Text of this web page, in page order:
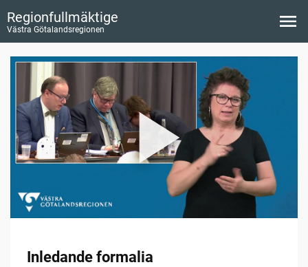
Regionfullmäktige
Västra Götalandsregionen
Inledande formalia